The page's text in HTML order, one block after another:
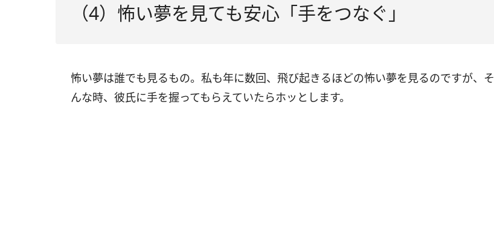
（4）怖い夢を見ても安心「手をつなぐ」
怖い夢は誰でも見るもの。私も年に数回、飛び起きるほどの怖い夢を見るのですが、そ
んな時、彼氏に手を握ってもらえていたらホッとします。